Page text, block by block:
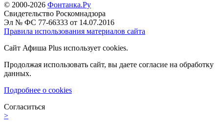
© 2000-2026 Фонтанка.Ру
Свидетельство Роскомнадзора
Эл № ФС 77-66333 от 14.07.2016
Правила использования материалов сайта
Сайт Афиша Plus использует cookies.
Продолжая использовать сайт, вы даете согласие на обработку
данных.
Подробнее о cookies
Согласиться
>